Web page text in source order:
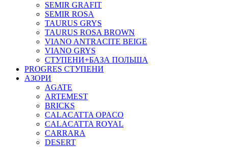
SEMIR GRAFIT
SEMIR ROSA
TAURUS GRYS
TAURUS ROSA BROWN
VIANO ANTRACITE BEIGE
VIANO GRYS
СТУПЕНИ+БАЗА ПОЛЬША
PROGRES СТУПЕНИ
АЗОРИ
AGATE
ARTEMEST
BRICKS
CALACATTA OPACO
CALACATTA ROYAL
CARRARA
DESERT